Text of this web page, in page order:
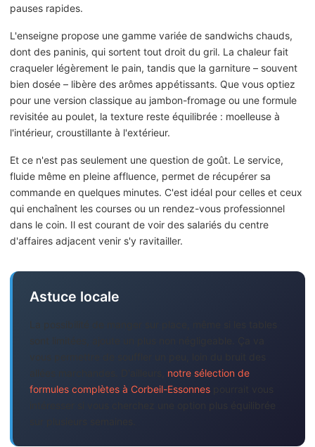
pauses rapides.
L'enseigne propose une gamme variée de sandwichs chauds,
dont des paninis, qui sortent tout droit du gril. La chaleur fait
craqueler légèrement le pain, tandis que la garniture – souvent
bien dosée – libère des arômes appétissants. Que vous optiez
pour une version classique au jambon-fromage ou une formule
revisitée au poulet, la texture reste équilibrée : moelleuse à
l'intérieur, croustillante à l'extérieur.
Et ce n'est pas seulement une question de goût. Le service,
fluide même en pleine affluence, permet de récupérer sa
commande en quelques minutes. C'est idéal pour celles et ceux
qui enchaînent les courses ou un rendez-vous professionnel
dans le coin. Il est courant de voir des salariés du centre
d'affaires adjacent venir s'y ravitailler.
Astuce locale
La possibilité de manger sur place, même si les tables
sont limitées, ajoute un plus non négligeable. Ça va
notre sélection de
formules complètes à Corbeil-Essonnes